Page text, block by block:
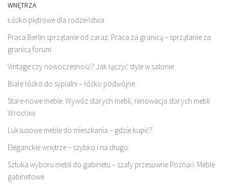
WNĘTRZA
Łóżko piętrowe dla rodzeństwa
Praca Berlin sprzątanie od zaraz. Praca za granicą – sprzątanie za
granicą forum
Vintage czy nowoczesność? Jak łączyć style w salonie
Białe łóżko do sypialni – łóżko podwójne.
Stare-nowe meble. Wywóz starych mebli, renowacja starych mebli
Wrocław
Luksusowe meble do mieszkania – gdzie kupić?
Eleganckie wnętrze – szybko i na długo
Sztuka wyboru mebli do gabinetu – szafy przesuwne Poznań. Meble
gabinetowe